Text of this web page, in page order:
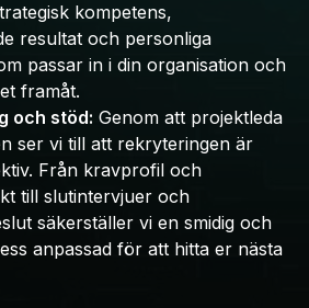
kompetens,
resultat och personliga
passar in i din organisation och
framåt.
och stöd: Genom att projektleda
ser vi till att rekryteringen är
Från kravprofil och
till slutintervjuer och
säkerställer vi en smidig och
anpassad för att hitta er nästa